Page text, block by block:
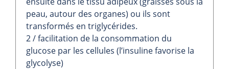
peau, autour des organes) ou ils sont
transformés en triglycérides.
2 / facilitation de la consommation du
glucose par les cellules (l’insuline favorise la
glycolyse)